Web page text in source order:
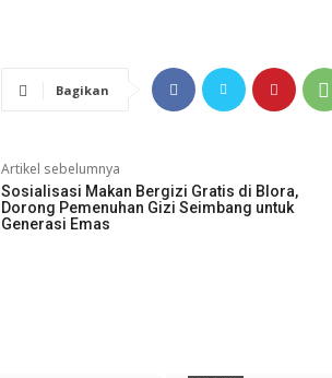
Bagikan
Artikel sebelumnya
Sosialisasi Makan Bergizi Gratis di Blora,
Dorong Pemenuhan Gizi Seimbang untuk
Generasi Emas